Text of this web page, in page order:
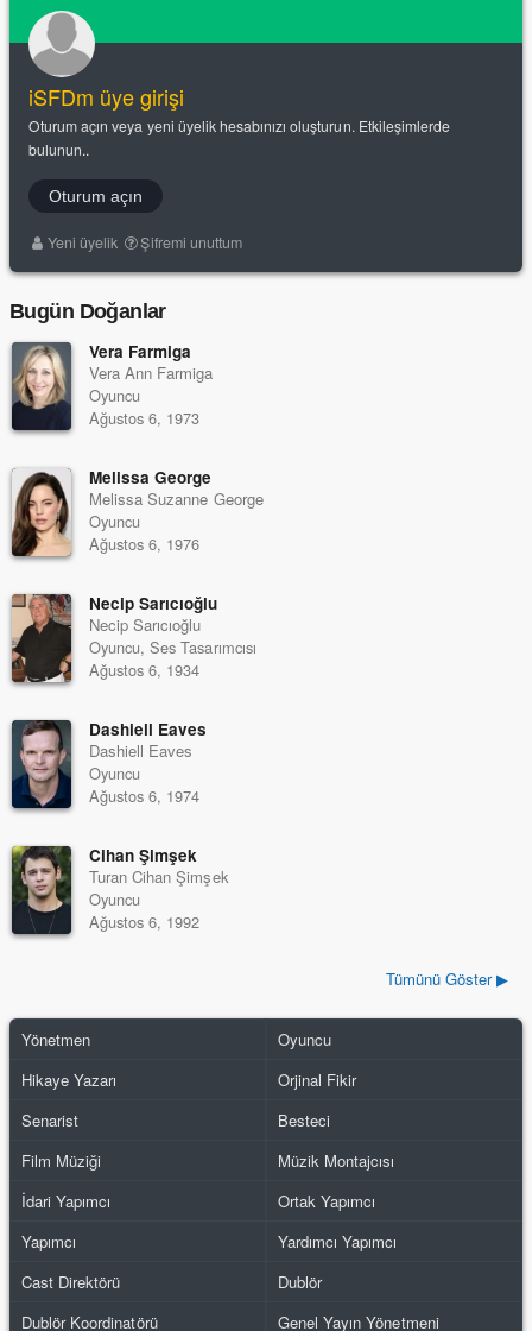
iSFDm üye girişi
Oturum açın veya yeni üyelik hesabınızı oluşturun. Etkileşimlerde
bulunun..
Oturum açın
Yeni üyelik Şifremi unuttum
Bugün Doğanlar
Vera Farmiga
Vera Ann Farmiga
Oyuncu
Ağustos 6, 1973
Melissa George
Melissa Suzanne George
Oyuncu
Ağustos 6, 1976
Necip Sarıcıoğlu
Necip Sarıcıoğlu
Oyuncu, Ses Tasarımcısı
Ağustos 6, 1934
Dashiell Eaves
Dashiell Eaves
Oyuncu
Ağustos 6, 1974
Cihan Şimşek
Turan Cihan Şimşek
Oyuncu
Ağustos 6, 1992
Tümünü Göster ▶
Yönetmen
Oyuncu
Hikaye Yazarı
Orjinal Fikir
Senarist
Besteci
Film Müziği
Müzik Montajcısı
İdari Yapımcı
Ortak Yapımcı
Yapımcı
Yardımcı Yapımcı
Cast Direktörü
Dublör
Dublör Koordinatörü
Genel Yayın Yönetmeni